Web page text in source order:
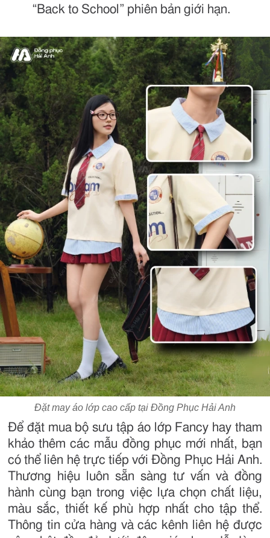
“Back to School” phiên bản giới hạn.
Đặt may áo lớp cao cấp tại Đồng Phục Hải Anh
Để đặt mua bộ sưu tập áo lớp Fancy hay tham
khảo thêm các mẫu đồng phục mới nhất, bạn
có thể liên hệ trực tiếp với Đồng Phục Hải Anh.
Thương hiệu luôn sẵn sàng tư vấn và đồng
hành cùng bạn trong việc lựa chọn chất liệu,
màu sắc, thiết kế phù hợp nhất cho tập thể.
Thông tin cửa hàng và các kênh liên hệ được